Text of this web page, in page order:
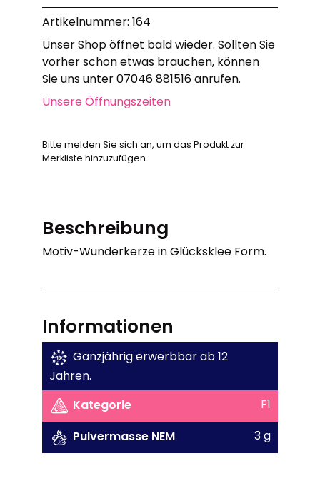
Artikelnummer: 164
Unser Shop öffnet bald wieder. Sollten Sie
vorher schon etwas brauchen, können
Sie uns unter 07046 881516 anrufen.
Unsere Öffnungszeiten
Bitte melden Sie sich an, um das Produkt zur
Merkliste hinzuzufügen.
Beschreibung
Motiv-Wunderkerze in Glücksklee Form.
Informationen
Ganzjährig erwerbbar ab 12
Jahren.
Kategorie
F1
Pulvermasse NEM
3 g